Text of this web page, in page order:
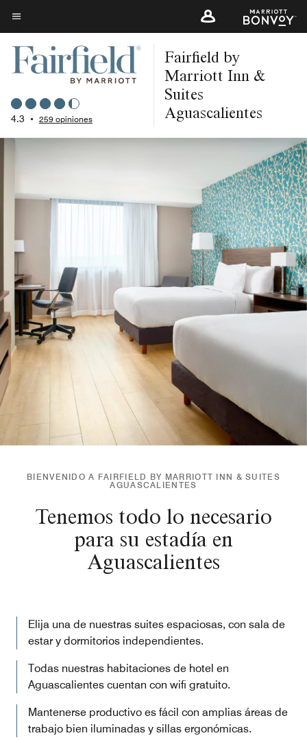
Skip
to
main
content
Texto del menú
4.3 • 259 opiniones
Fairfield by
Marriott Inn &
Suites
Aguascalientes
BIENVENIDO A FAIRFIELD BY MARRIOTT INN & SUITES
AGUASCALIENTES
Tenemos todo lo necesario
para su estadía en
Aguascalientes
Elija una de nuestras suites espaciosas, con sala de
estar y dormitorios independientes.
Todas nuestras habitaciones de hotel en
Aguascalientes cuentan con wifi gratuito.
Mantenerse productivo es fácil con amplias áreas de
trabajo bien iluminadas y sillas ergonómicas.